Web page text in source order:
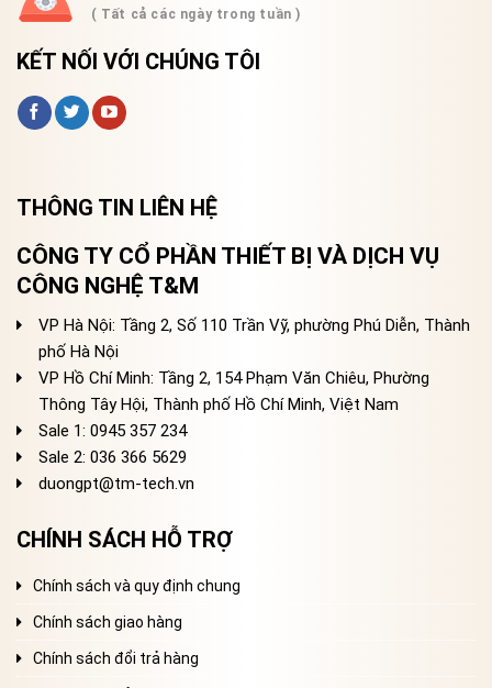
( Tất cả các ngày trong tuần )
KẾT NỐI VỚI CHÚNG TÔI
THÔNG TIN LIÊN HỆ
CÔNG TY CỔ PHẦN THIẾT BỊ VÀ DỊCH VỤ
CÔNG NGHỆ T&M
VP Hà Nội: Tầng 2, Số 110 Trần Vỹ, phường Phú Diễn, Thành
phố Hà Nội
VP Hồ Chí Minh: Tầng 2, 154 Phạm Văn Chiêu, Phường
Thông Tây Hội, Thành phố Hồ Chí Minh, Việt Nam
Sale 1: 0945 357 234
Sale 2: 036 366 5629
duongpt@tm-tech.vn
CHÍNH SÁCH HỖ TRỢ
Chính sách và quy định chung
Chính sách giao hàng
Chính sách đổi trả hàng